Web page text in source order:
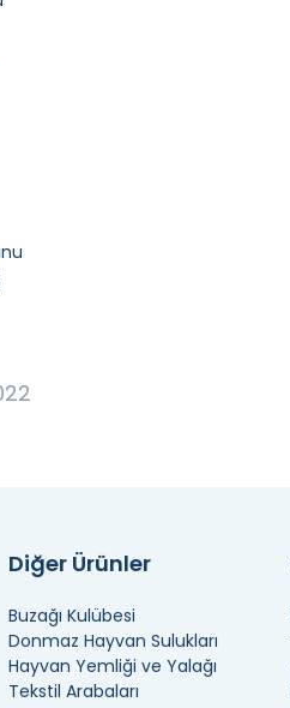
Diğer Ürünler
Buzağı Kulübesi
Donmaz Hayvan Sulukları
Hayvan Yemliği ve Yalağı
Tekstil Arabaları